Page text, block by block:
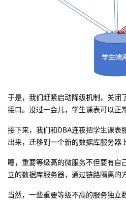
于是，我们赶紧启动降级机制，关闭
接口。没过一会儿，学生课表可以正
接下来，我们和DBA连夜把学生课表
出来，迁移到一个新的数据库服务器
嗯，重要等级高的微服务不但要有自
立的数据库服务器，通过链路隔离的
当然，一些重要等级不高的服务独立